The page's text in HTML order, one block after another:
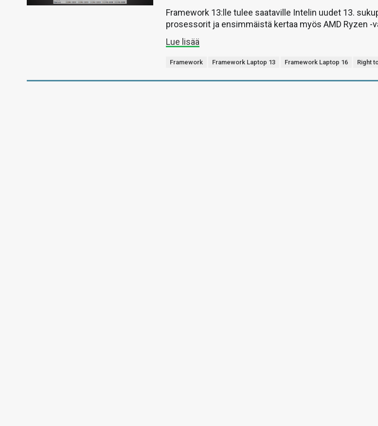
Framework 13:lle tulee saataville Intelin uudet 13.
prosessorit ja ensimmäistä kertaa myös AMD Ryzen -
Lue lisää
Framework Framework Laptop 13 Framework Laptop 16 Right